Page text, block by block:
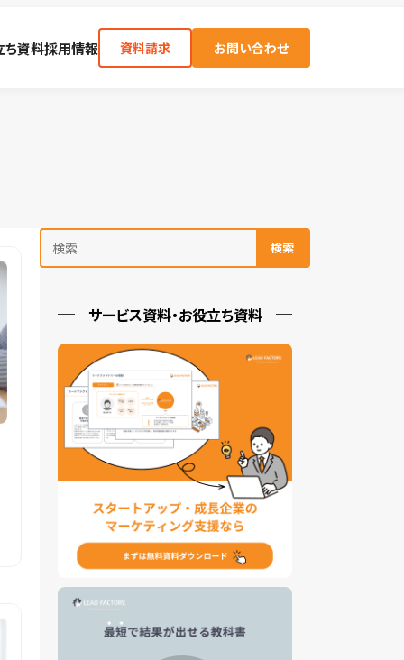
ち資料採用情報 資料請求 お問い合わせ
検索
サービス資料・お役立ち資料